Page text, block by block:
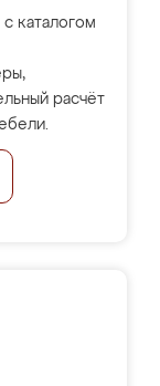
каталогом
расчёт